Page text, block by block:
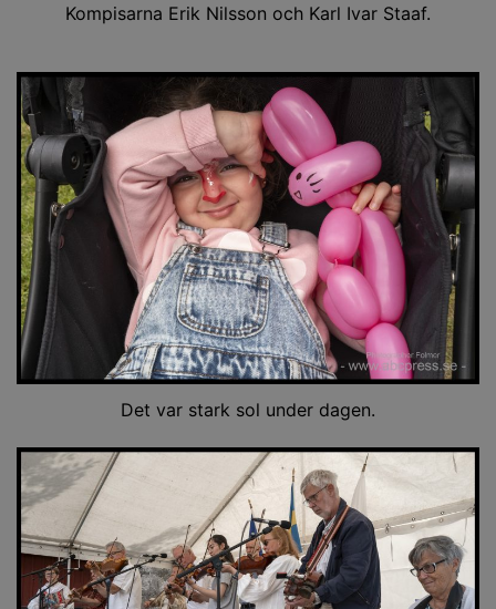
Kompisarna Erik Nilsson och Karl Ivar Staaf.
Det var stark sol under dagen.